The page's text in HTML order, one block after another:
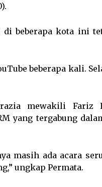
di beberapa kota ini
beberapa kali.
mewakili Fariz
yang tergabung
masih ada acara
ungkap Permata.